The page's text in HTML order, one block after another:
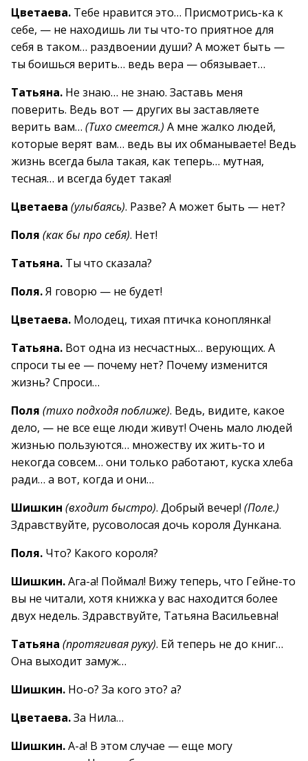
Цветаева. Тебе нравится это… Присмотрись-ка к
себе, — не находишь ли ты что-то приятное для
себя в таком… раздвоении души? А может быть —
ты боишься верить… ведь вера — обязывает…
Татьяна. Не знаю… не знаю. Заставь меня
поверить. Ведь вот — других вы заставляете
верить вам… (Тихо смеется.) А мне жалко людей,
которые верят вам… ведь вы их обманываете! Ведь
жизнь всегда была такая, как теперь… мутная,
тесная… и всегда будет такая!
Цветаева (улыбаясь). Разве? А может быть — нет?
Поля (как бы про себя). Нет!
Татьяна. Ты что сказала?
Поля.Я говорю — не будет!
Цветаева. Молодец, тихая птичка коноплянка!
Татьяна. Вот одна из несчастных… верующих. А
спроси ты ее — почему нет? Почему изменится
жизнь? Спроси…
Поля (тихо подходя поближе). Ведь, видите, какое
дело, — не все еще люди живут! Очень мало людей
жизнью пользуются… множеству их жить-то и
некогда совсем… они только работают, куска хлеба
ради… а вот, когда и они…
Шишкин (входит быстро). Добрый вечер! (Поле.)
Здравствуйте, русоволосая дочь короля Дункана.
Поля. Что? Какого короля?
Шишкин.Ага-а! Поймал! Вижу теперь, что Гейне-то
вы не читали, хотя книжка у вас находится более
двух недель. Здравствуйте, Татьяна Васильевна!
Татьяна (протягивая руку). Ей теперь не до книг…
Она выходит замуж…
Шишкин. Но-о? За кого это? а?
Цветаева.За Нила…
Шишкин.А-а! В этом случае — еще могу